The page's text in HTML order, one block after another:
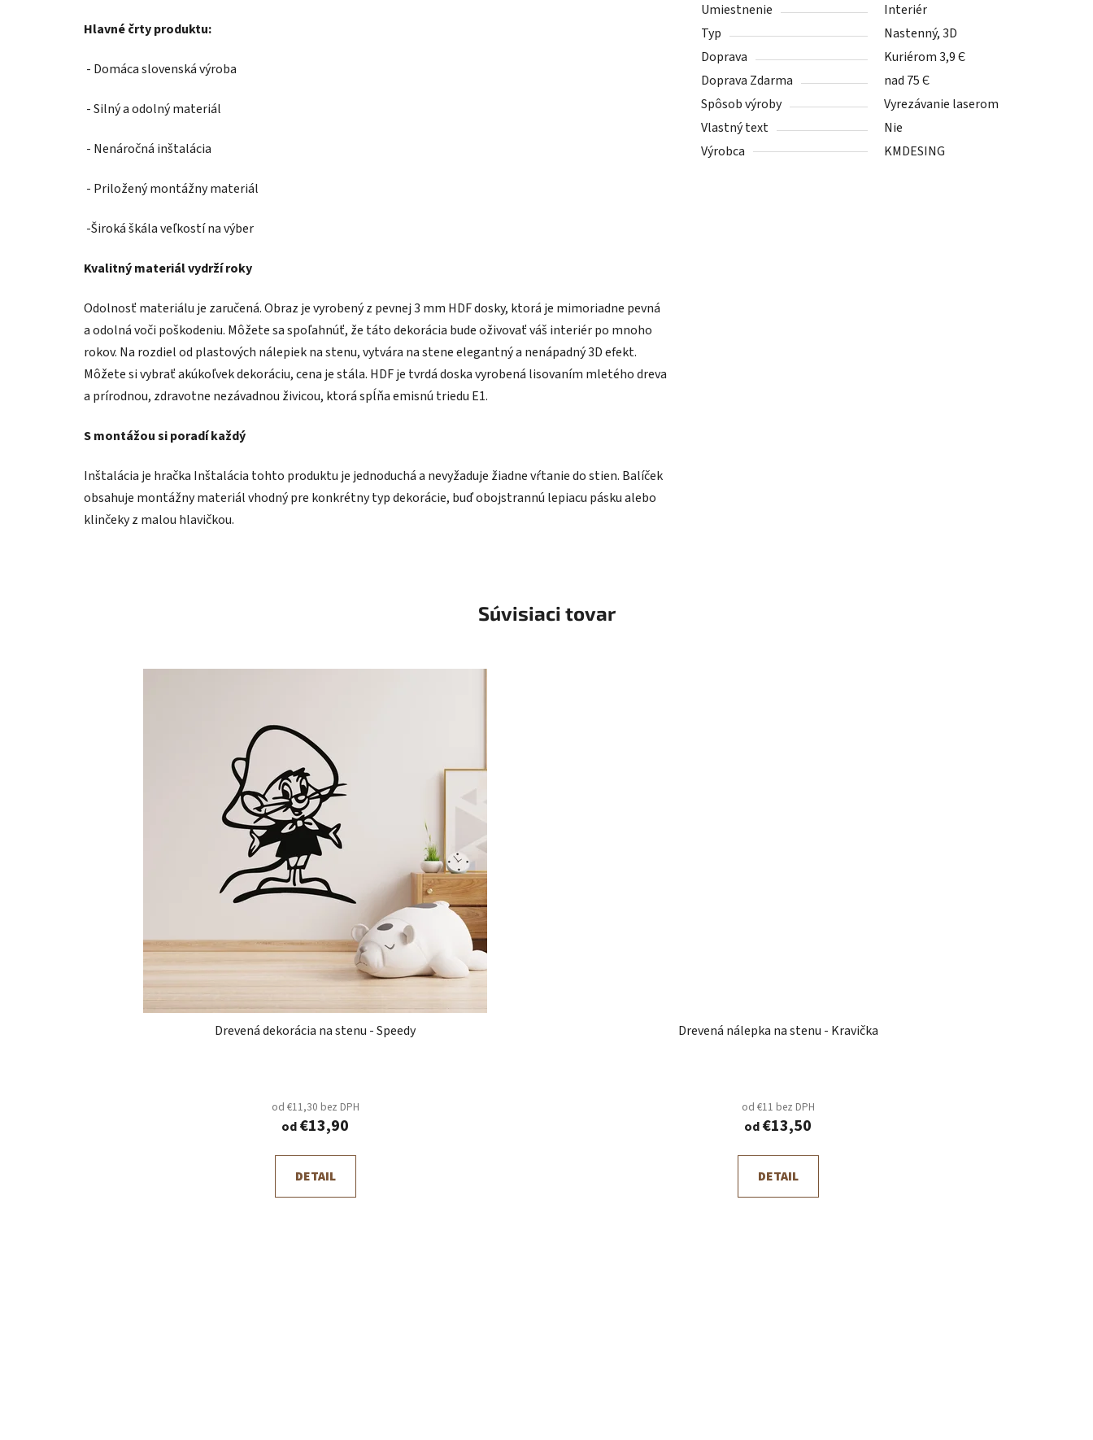
Hlavné črty produktu:
- Domáca slovenská výroba
- Silný a odolný materiál
- Nenáročná inštalácia
- Priložený montážny materiál
-Široká škála veľkostí na výber
Kvalitný materiál vydrží roky
Odolnosť materiálu je zaručená. Obraz je vyrobený z pevnej 3 mm HDF dosky, ktorá je mimoriadne pevná
a odolná voči poškodeniu. Môžete sa spoľahnúť, že táto dekorácia bude oživovať váš interiér po mnoho
rokov. Na rozdiel od plastových nálepiek na stenu, vytvára na stene elegantný a nenápadný 3D efekt.
Môžete si vybrať akúkoľvek dekoráciu, cena je stála. HDF je tvrdá doska vyrobená lisovaním mletého dreva
a prírodnou, zdravotne nezávadnou živicou, ktorá spĺňa emisnú triedu E1.
S montážou si poradí každý
Inštalácia je hračka Inštalácia tohto produktu je jednoduchá a nevyžaduje žiadne vŕtanie do stien. Balíček
obsahuje montážny materiál vhodný pre konkrétny typ dekorácie, buď obojstrannú lepiacu pásku alebo
klinčeky z malou hlavičkou.
Umiestnenie
Interiér
Typ
Nastenný, 3D
Doprava
Kuriérom 3,9 Є
Doprava Zdarma
nad 75 Є
Spôsob výroby
Vyrezávanie laserom
Vlastný text
Nie
Výrobca
KMDESING
Súvisiaci tovar
Drevená dekorácia na stenu - Speedy
od €11,30 bez DPH
od€13,90
DETAIL
Drevená nálepka na stenu - Kravička
od €11 bez DPH
od€13,50
DETAIL